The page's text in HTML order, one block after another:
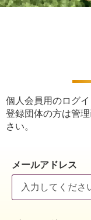
個人会員用のログイ
登録団体の方は管
さい。
メールアドレス